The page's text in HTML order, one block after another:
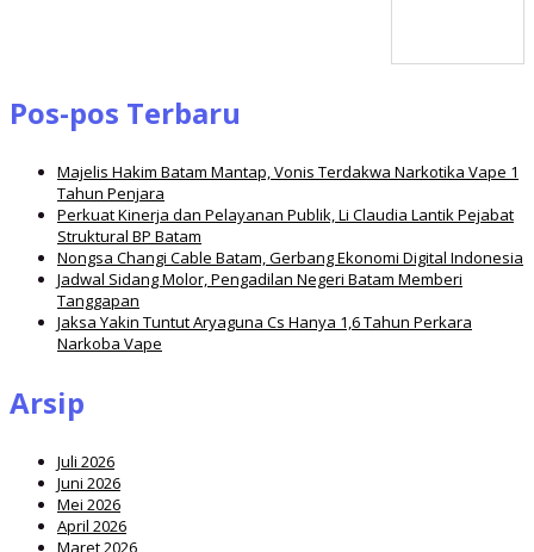
Pos-pos Terbaru
Majelis Hakim Batam Mantap, Vonis Terdakwa Narkotika Vape 1
Tahun Penjara
Perkuat Kinerja dan Pelayanan Publik, Li Claudia Lantik Pejabat
Struktural BP Batam
Nongsa Changi Cable Batam, Gerbang Ekonomi Digital Indonesia
Jadwal Sidang Molor, Pengadilan Negeri Batam Memberi
Tanggapan
Jaksa Yakin Tuntut Aryaguna Cs Hanya 1,6 Tahun Perkara
Narkoba Vape
Arsip
Juli 2026
Juni 2026
Mei 2026
April 2026
Maret 2026